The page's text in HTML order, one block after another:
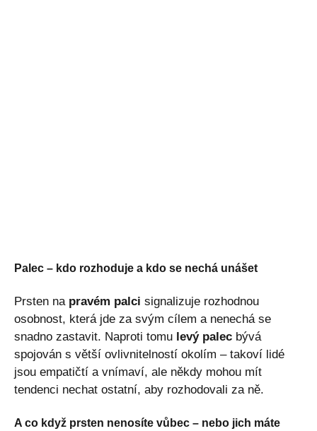
Palec – kdo rozhoduje a kdo se nechá unášet
Prsten na pravém palci signalizuje rozhodnou
osobnost, která jde za svým cílem a nenechá se
snadno zastavit. Naproti tomu levý palec bývá
spojován s větší ovlivnitelností okolím – takoví lidé
jsou empatičtí a vnímaví, ale někdy mohou mít
tendenci nechat ostatní, aby rozhodovali za ně.
A co když prsten nenosíte vůbec – nebo jich máte